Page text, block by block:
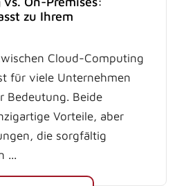
zu Ihrem
Cloud-Computing
für viele Unternehmen
Bedeutung. Beide
Vorteile, aber
die sorgfältig
...